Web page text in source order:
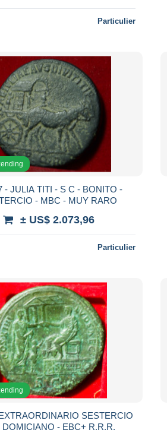
Particulier
- JULIA TITI - S C - BONITO -
- MBC - MUY RARO
± US$ 2.073,96
Particulier
SESTERCIO
DOMICIANO - EBC+ R.R.R.